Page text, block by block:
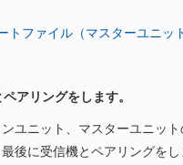
トファイル（マスターユニッ
アリングをします。
ユニット、マスターユニッ
後に受信機とペアリングを